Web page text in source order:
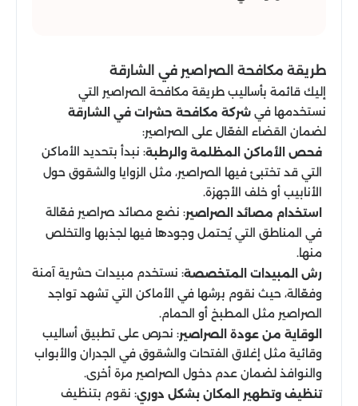
طريقة مكافحة الصراصير​ في الشارقة
إليك قائمة بأساليب طريقة مكافحة الصراصير التي
نستخدمها في شركة مكافحة حشرات في الشارقة
لضمان القضاء الفعّال على الصراصير:
فحص الأماكن المظلمة والرطبة: نبدأ بتحديد الأماكن
التي قد تختبئ فيها الصراصير، مثل الزوايا والشقوق حول
الأنابيب أو خلف الأجهزة.
استخدام مصائد الصراصير: نضع مصائد صراصير فعّالة
في المناطق التي يُحتمل وجودها فيها لجذبها والتخلص
منها.
رش المبيدات المتخصصة: نستخدم مبيدات حشرية آمنة
وفعّالة، حيث نقوم برشها في الأماكن التي تشهد تواجد
الصراصير مثل المطبخ أو الحمام.
الوقاية من عودة الصراصير: نحرص على تطبيق أساليب
وقائية مثل إغلاق الفتحات والشقوق في الجدران والأبواب
والنوافذ لضمان عدم دخول الصراصير مرة أخرى.
تنظيف وتطهير المكان بشكل دوري: نقوم بتنظيف